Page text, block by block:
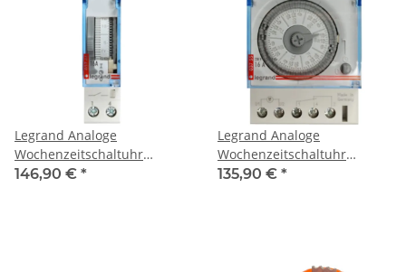
Legrand Analoge
Wochenzeitschaltuhr
MicroRex QW11 1 Kanal
146,90 € *
Legrand Analoge
Wochenzeitschaltuhr
MicroRex QW31 1 Kanal
135,90 € *